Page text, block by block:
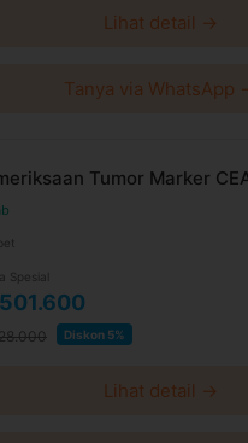
Lihat detail →
Tanya via WhatsApp
Tumor Marker
Spesial
Diskon 5%
Lihat detail →